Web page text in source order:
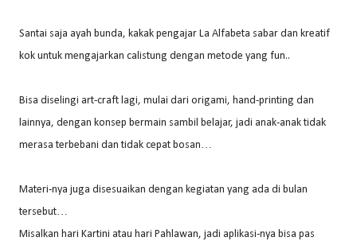
Santai saja ayah bunda, kakak pengajar La Alfabeta sabar dan kreatif
kok untuk mengajarkan calistung dengan metode yang fun..
Bisa diselingi art-craft lagi, mulai dari origami, hand-printing dan
lainnya, dengan konsep bermain sambil belajar, jadi anak-anak tidak
merasa terbebani dan tidak cepat bosan…
Materi-nya juga disesuaikan dengan kegiatan yang ada di bulan
tersebut…
Misalkan hari Kartini atau hari Pahlawan, jadi aplikasi-nya bisa pas